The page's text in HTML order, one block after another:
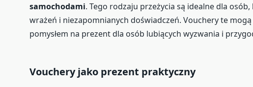
samochodami. Tego rodzaju przeżycia są idealne dla
wrażeń i niezapomnianych doświadczeń. Vouchery te
pomysłem na prezent dla osób lubiących wyzwania i
Vouchery jako prezent praktyczny